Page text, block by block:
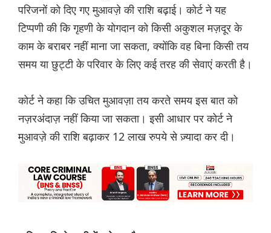
परिजनों को दिए गए मुआवज़े की राशि बढ़ाई। कोर्ट ने यह
टिप्पणी की कि गृहणी के योगदान को किसी अकुशल मज़दूर के
काम के बराबर नहीं माना जा सकता, क्योंकि वह बिना किसी तय
समय या छुट्टी के परिवार के लिए कई तरह की सेवाएं करती है।
कोर्ट ने कहा कि उचित मुआवज़ा तय करते समय इस बात को
नज़रअंदाज़ नहीं किया जा सकता। इसी आधार पर कोर्ट ने
मुआवज़े की राशि बढ़ाकर 12 लाख रुपये से ज़्यादा कर दी।